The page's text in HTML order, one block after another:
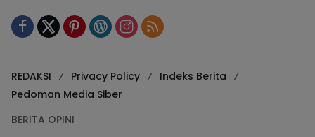
REDAKSI Privacy Policy
Indeks Berita
Pedoman Media Siber
BERITA OPINI